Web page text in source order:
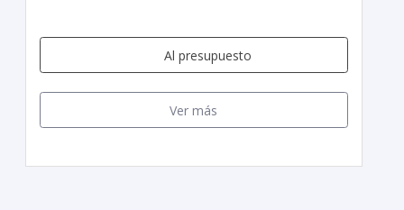
Al presupuesto
Ver más